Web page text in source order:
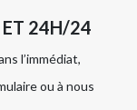
ET 24H/24
l’immédiat,
ou à nous